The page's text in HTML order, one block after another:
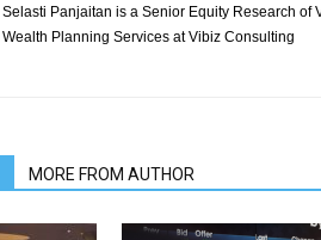
Selasti Panjaitan is a Senior Equity Research of
Wealth Planning Services at Vibiz Consulting
MORE FROM AUTHOR